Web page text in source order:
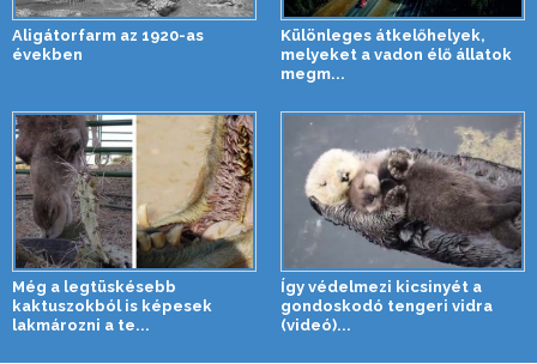
Aligátorfarm az 1920-as
években
Különleges átkelőhelyek,
melyeket a vadon élő állatok
megm...
Még a legtüskésebb
kaktuszokból is képesek
lakmározni a te...
Így védelmezi kicsinyét a
gondoskodó tengeri vidra
(videó)...